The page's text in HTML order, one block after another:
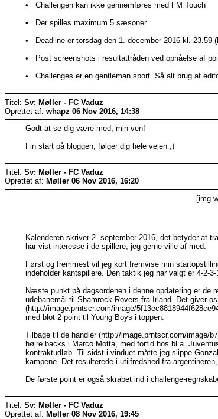
• Challengen kan ikke gennemføres med FM Touch
• Der spilles maximum 5 sæsoner
• Deadline er torsdag den 1. december 2016 kl.
• Post screenshots i resultattråden ved opnåelse af
• Challenges er en gentleman sport. Så alt brug af
Titel: Sv: Møller - FC Vaduz
Oprettet af: whapz 06 Nov 2016, 14:38
Godt at se dig være med, min ven!
Fin start på bloggen, følger dig hele vejen ;)
Titel: Sv: Møller - FC Vaduz
Oprettet af: Møller 06 Nov 2016, 16:20
[img
Kalenderen skriver 2. september 2016, det betyder at
har vist interesse i de spillere, jeg gerne ville af med.
Først og fremmest vil jeg kort fremvise min
indeholder kantspillere. Den taktik jeg har valgt er 4-2-
Næste punkt på dagsordenen i denne opdatering er
udebanemål til Shamrock Rovers fra Irland. Det giver
(http://image.prntscr.com/image/
med blot 2 point til Young Boys i toppen.
Tilbage til de handler (http://image.prntscr.com/image/
højre backs i Marco Motta, med fortid hos bl.a.
kontraktudløb. Til sidst i vinduet måtte jeg slippe
kampene. Det resulterede i utilfredshed fra
De første point er også skrabet ind i challenge-
Titel: Sv: Møller - FC Vaduz
Oprettet af: Møller 08 Nov 2016, 19:45